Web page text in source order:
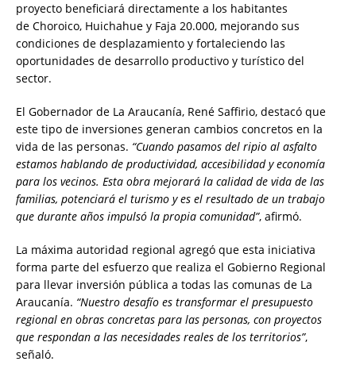
proyecto beneficiará directamente a los habitantes
de Choroico, Huichahue y Faja 20.000, mejorando sus
condiciones de desplazamiento y fortaleciendo las
oportunidades de desarrollo productivo y turístico del
sector.
El Gobernador de La Araucanía, René Saffirio, destacó que
este tipo de inversiones generan cambios concretos en la
vida de las personas. “Cuando pasamos del ripio al asfalto
estamos hablando de productividad, accesibilidad y economía
para los vecinos. Esta obra mejorará la calidad de vida de las
familias, potenciará el turismo y es el resultado de un trabajo
que durante años impulsó la propia comunidad”, afirmó.
La máxima autoridad regional agregó que esta iniciativa
forma parte del esfuerzo que realiza el Gobierno Regional
para llevar inversión pública a todas las comunas de La
Araucanía. “Nuestro desafío es transformar el presupuesto
regional en obras concretas para las personas, con proyectos
que respondan a las necesidades reales de los territorios”,
señaló.